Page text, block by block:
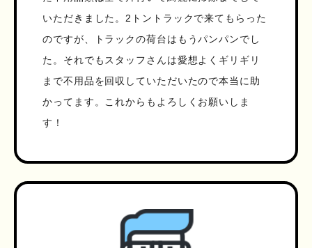
いただきました。2トントラックで来てもらった
のですが、トラックの荷台はもうパンパンでし
た。それでもスタッフさんは愛想よくギリギリ
まで不用品を回収していただいたので本当に助
かってます。これからもよろしくお願いしま
す！